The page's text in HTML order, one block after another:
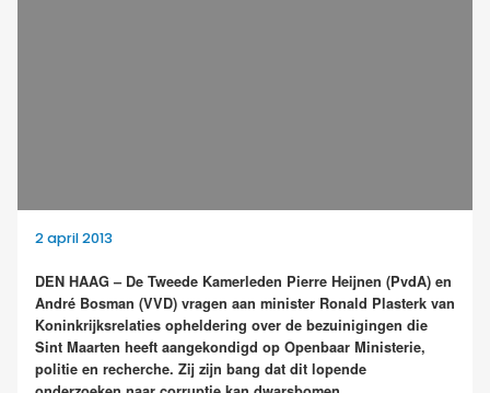
2 april 2013
DEN HAAG – De Tweede Kamerleden Pierre Heijnen (PvdA) en
André Bosman (VVD) vragen aan minister Ronald Plasterk van
Koninkrijksrelaties opheldering over de bezuinigingen die
Sint Maarten heeft aangekondigd op Openbaar Ministerie,
politie en recherche. Zij zijn bang dat dit lopende